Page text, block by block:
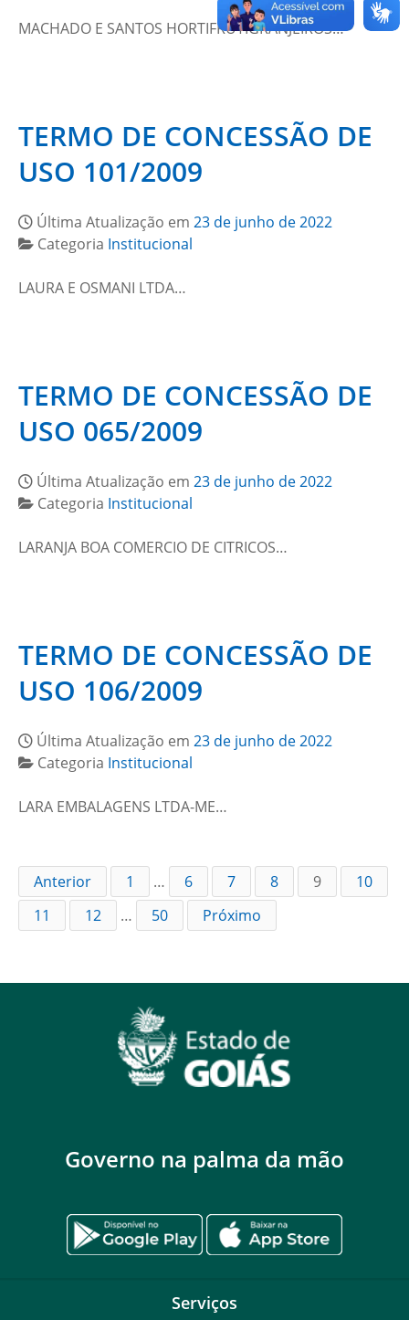
MACHADO E SANTOS HORTIFRUTIGRANJEIROS…
TERMO DE CONCESSÃO DE
USO 101/2009
Última Atualização em 23 de junho de 2022
Categoria Institucional
LAURA E OSMANI LTDA…
TERMO DE CONCESSÃO DE
USO 065/2009
Última Atualização em 23 de junho de 2022
Categoria Institucional
LARANJA BOA COMERCIO DE CITRICOS…
TERMO DE CONCESSÃO DE
USO 106/2009
Última Atualização em 23 de junho de 2022
Categoria Institucional
LARA EMBALAGENS LTDA-ME…
Anterior 1 … 6 7 8 9
10
11
12 … 50 Próximo
Governo na palma da mão
Serviços